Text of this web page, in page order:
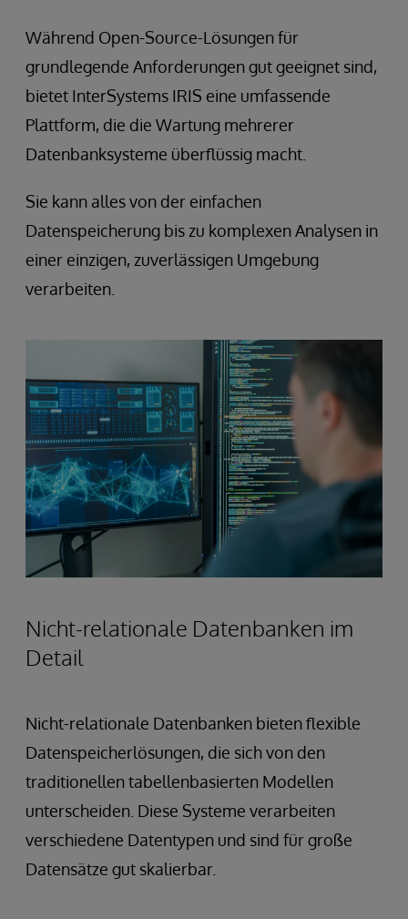
Während Open-Source-Lösungen für
grundlegende Anforderungen gut geeignet sind,
bietet InterSystems IRIS eine umfassende
Plattform, die die Wartung mehrerer
Datenbanksysteme überflüssig macht.
Sie kann alles von der einfachen
Datenspeicherung bis zu komplexen Analysen in
einer einzigen, zuverlässigen Umgebung
verarbeiten.
Nicht-relationale Datenbanken im
Detail
Nicht-relationale Datenbanken bieten flexible
Datenspeicherlösungen, die sich von den
traditionellen tabellenbasierten Modellen
unterscheiden. Diese Systeme verarbeiten
verschiedene Datentypen und sind für große
Datensätze gut skalierbar.